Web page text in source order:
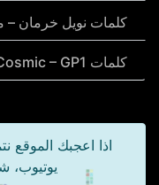
كلمات نويل خرمان –
كلمات Cosmic – GP1
اذا اعجبك الموقع
يوتيوب،